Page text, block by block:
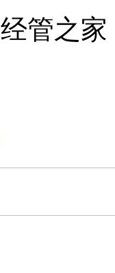
管之家